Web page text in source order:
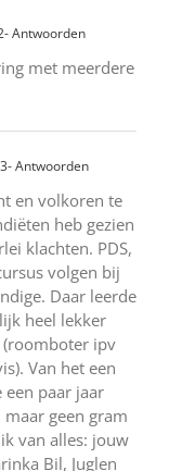
- Antwoorden
met meerdere
- Antwoorden
en volkoren te
heb gezien
klachten. PDS,
volgen bij
Daar leerde
heel lekker
ipv
Van het een
paar jaar
geen gram
van alles: jouw
Bil, Juglen